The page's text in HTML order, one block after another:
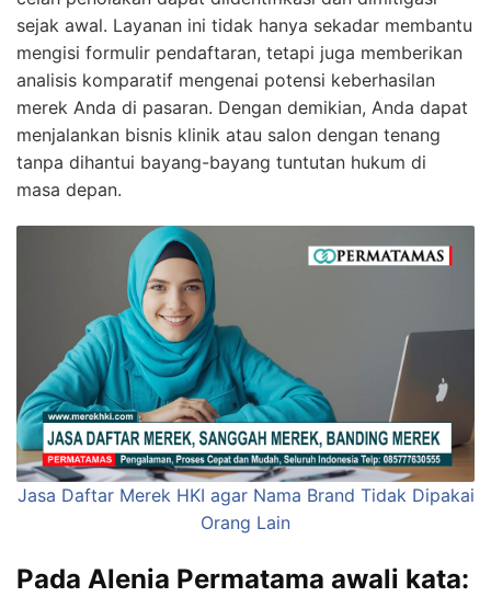
sejak awal. Layanan ini tidak hanya sekadar membantu
mengisi formulir pendaftaran, tetapi juga memberikan
analisis komparatif mengenai potensi keberhasilan
merek Anda di pasaran. Dengan demikian, Anda dapat
menjalankan bisnis klinik atau salon dengan tenang
tanpa dihantui bayang-bayang tuntutan hukum di
masa depan.
Jasa Daftar Merek HKI agar Nama Brand Tidak Dipakai
Orang Lain
Pada Alenia Permatama awali kata: